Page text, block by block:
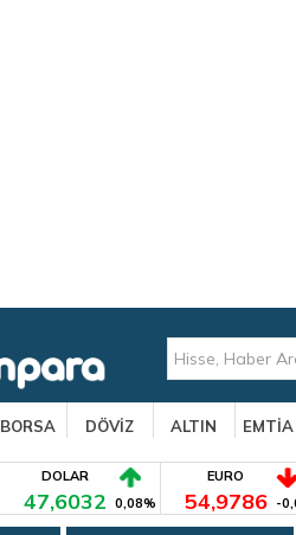
BORSA DÖVİZ ALTIN EMTİA
DOLAR
47,6032 0,08%
EURO
54,9786 -